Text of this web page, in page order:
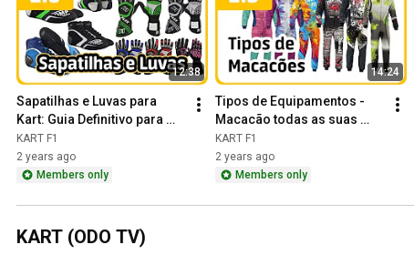
12:38
Sapatilhas e Luvas para
Kart: Guia Definitivo para
Pilotos Implacáveis
KART F1
2 years ago
Members only
14:24
Tipos de Equipamentos -
Macacão todas as suas
variações
KART F1
2 years ago
Members only
KART (ODO TV)